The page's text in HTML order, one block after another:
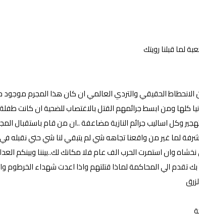
الحقيقي والتردي العالمي ان كان هذا المجرم
كلها ومن ابسط جرائمهم القتل بالاغتصاب للضحية ان
وكل اساليب جرائم النازية مضاعفة ..ان من قام
لما غير من واقعنا تجاهه شي لم يتبقي لنا شي حتي
وان استمرت الحرب الف عام فلا مكانك لك..بيننا وبينكم
تقدم الي المحاكمة لماذا قتلتهم واذا اعدت شهداء الخرطوم